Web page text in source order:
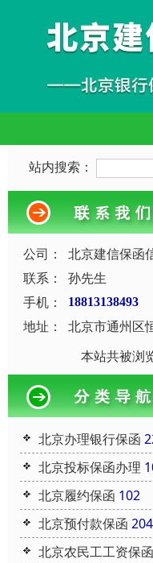
站内搜索：
公司：
北京建信保函
联系：
孙先生
手机：
18813138493
地址：
北京市通州区
本站共被浏
北京办理银行保函
北京投标保函办理
北京履约保函 102
北京预付款保函 204
北京农民工工资保函